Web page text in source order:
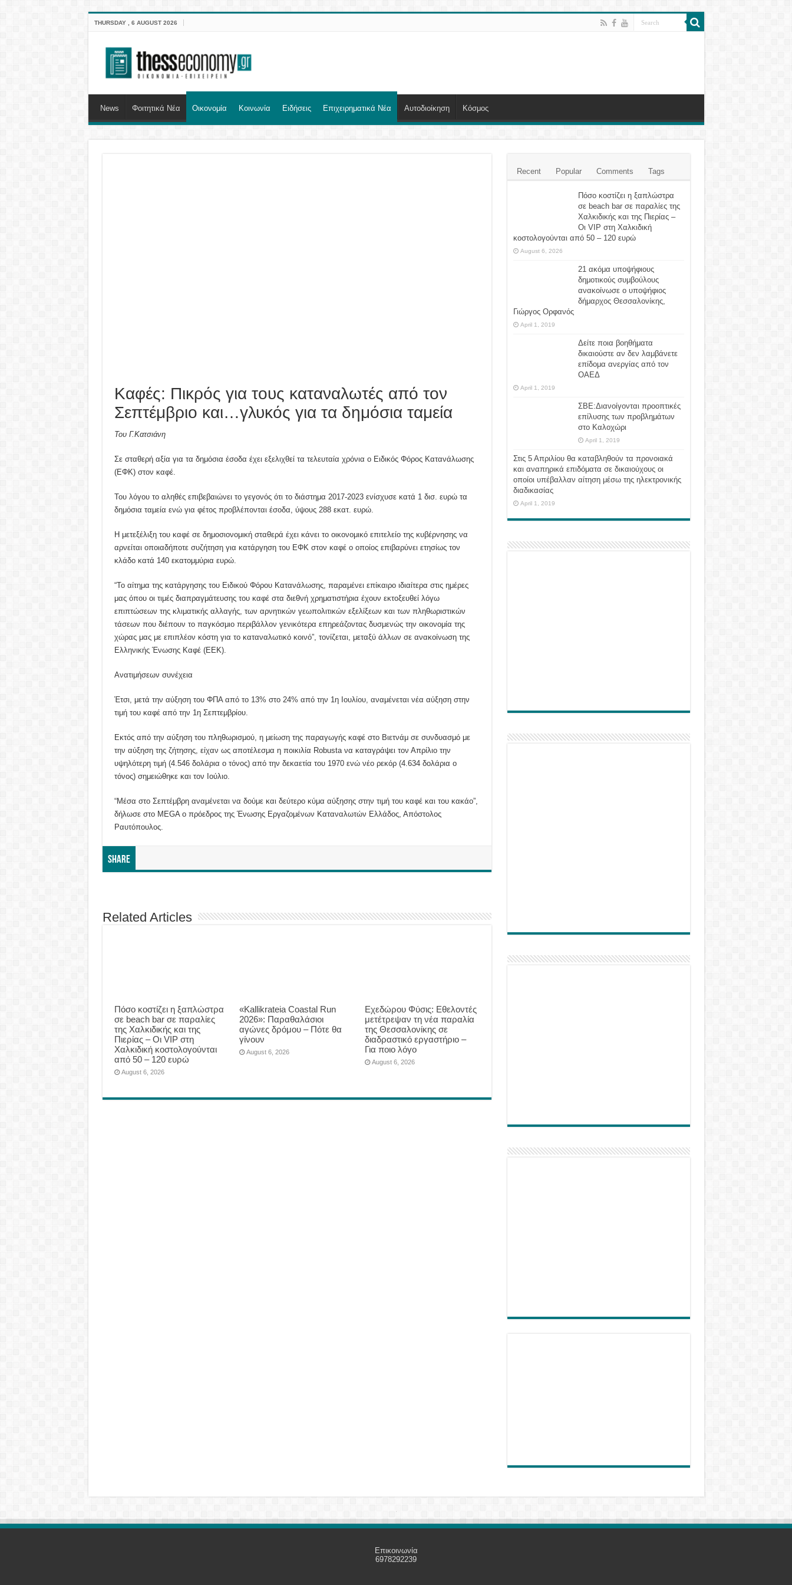
THURSDAY , 6 AUGUST 2026
News Φοιτητικά Νέα Οικονομία Κοινωνία Ειδήσεις Επιχειρηματικά Νέα Αυτοδιοίκηση Κόσμος
Καφές: Πικρός για τους καταναλωτές από τον
Σεπτέμβριο και…γλυκός για τα δημόσια ταμεία
Του Γ.Κατσιάνη
Σε σταθερή αξία για τα δημόσια έσοδα έχει εξελιχθεί τα τελευταία χρόνια ο Ειδικός Φόρος Κατανάλωσης
(ΕΦΚ) στον καφέ.
Του λόγου το αληθές επιβεβαιώνει το γεγονός ότι το διάστημα 2017-2023 ενίσχυσε κατά 1 δισ. ευρώ τα
δημόσια ταμεία ενώ για φέτος προβλέπονται έσοδα, ύψους 288 εκατ. ευρώ.
Η μετεξέλιξη του καφέ σε δημοσιονομική σταθερά έχει κάνει το οικονομικό επιτελείο της κυβέρνησης να
αρνείται οποιαδήποτε συζήτηση για κατάργηση του ΕΦΚ στον καφέ ο οποίος επιβαρύνει ετησίως τον
κλάδο κατά 140 εκατομμύρια ευρώ.
“Το αίτημα της κατάργησης του Ειδικού Φόρου Κατανάλωσης, παραμένει επίκαιρο ιδιαίτερα στις ημέρες
μας όπου οι τιμές διαπραγμάτευσης του καφέ στα διεθνή χρηματιστήρια έχουν εκτοξευθεί λόγω
επιπτώσεων της κλιματικής αλλαγής, των αρνητικών γεωπολιτικών εξελίξεων και των πληθωριστικών
τάσεων που διέπουν το παγκόσμιο περιβάλλον γενικότερα επηρεάζοντας δυσμενώς την οικονομία της
χώρας μας με επιπλέον κόστη για το καταναλωτικό κοινό”, τονίζεται, μεταξύ άλλων σε ανακοίνωση της
Ελληνικής Ένωσης Καφέ (ΕΕΚ).
Ανατιμήσεων συνέχεια
Έτσι, μετά την αύξηση του ΦΠΑ από το 13% στο 24% από την 1η Ιουλίου, αναμένεται νέα αύξηση στην
τιμή του καφέ από την 1η Σεπτεμβρίου.
Εκτός από την αύξηση του πληθωρισμού, η μείωση της παραγωγής καφέ στο Βιετνάμ σε συνδυασμό με
την αύξηση της ζήτησης, είχαν ως αποτέλεσμα η ποικιλία Robusta να καταγράψει τον Απρίλιο την
υψηλότερη τιμή (4.546 δολάρια ο τόνος) από την δεκαετία του 1970 ενώ νέο ρεκόρ (4.634 δολάρια ο
τόνος) σημειώθηκε και τον Ιούλιο.
“Μέσα στο Σεπτέμβρη αναμένεται να δούμε και δεύτερο κύμα αύξησης στην τιμή του καφέ και του κακάο”,
δήλωσε στο MEGA ο πρόεδρος της Ένωσης Εργαζομένων Καταναλωτών Ελλάδος, Απόστολος
Ραυτόπουλος.
Share
Related Articles
Πόσο κοστίζει η ξαπλώστρα
σε beach bar σε παραλίες
της Χαλκιδικής και της
Πιερίας – Οι VIP στη
Χαλκιδική κοστολογούνται
από 50 – 120 ευρώ
August 6, 2026
«Kallikrateia Coastal Run
2026»: Παραθαλάσιοι
αγώνες δρόμου – Πότε θα
γίνουν
August 6, 2026
Eχεδώρου Φύσις: Εθελοντές
μετέτρεψαν τη νέα παραλία
της Θεσσαλονίκης σε
διαδραστικό εργαστήριο –
Για ποιο λόγο
August 6, 2026
Recent Popular Comments Tags
Πόσο κοστίζει η ξαπλώστρα
σε beach bar σε παραλίες της
Χαλκιδικής και της Πιερίας –
Οι VIP στη Χαλκιδική
κοστολογούνται από 50 – 120 ευρώ
August 6, 2026
21 ακόμα υποψήφιους
δημοτικούς συμβούλους
ανακοίνωσε ο υποψήφιος
δήμαρχος Θεσσαλονίκης,
Γιώργος Ορφανός
April 1, 2019
Δείτε ποια βοηθήματα
δικαιούστε αν δεν λαμβάνετε
επίδομα ανεργίας από τον
ΟΑΕΔ
April 1, 2019
ΣΒΕ:Διανοίγονται προοπτικές
επίλυσης των προβλημάτων
στο Καλοχώρι
April 1, 2019
Στις 5 Απριλίου θα καταβληθούν τα προνοιακά
και αναπηρικά επιδόματα σε δικαιούχους οι
οποίοι υπέβαλλαν αίτηση μέσω της ηλεκτρονικής
διαδικασίας
April 1, 2019
Επικοινωνία
6978292239